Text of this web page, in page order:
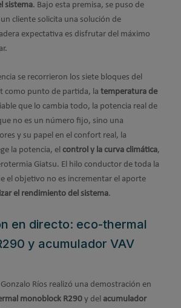
sistema. Bajo esta premisa, se puso de
cliente solicita una solución de
expectativa es disfrutar del máximo
se recorrieron los siete bloques del
como punto de partida, la temperatura de
que lo cambia todo, la potencia real de
no es un número fijo, sino una
y su papel en el confort real, la
la potencia, el control y la curva climática,
Giatsu. El hilo conductor de toda la
el objetivo no es incrementar el aporte
el rendimiento del sistema.
en directo: eco-thermal
y acumulador VAV
Ríos realizó una demostración en
monoblock R290 y del acumulador